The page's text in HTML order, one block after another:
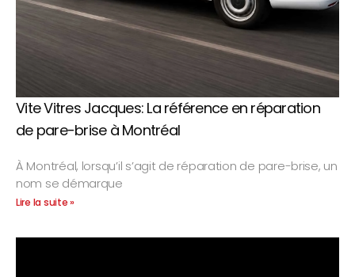
Vite Vitres Jacques: La référence en réparation
de pare-brise à Montréal
À Montréal, lorsqu’il s’agit de réparation de pare-brise, un
nom se démarque
Lire la suite »